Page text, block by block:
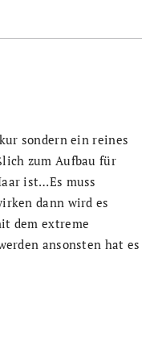
sondern ein reines
zum Aufbau für
ist…Es muss
dann wird es
dem extreme
ansonsten hat es